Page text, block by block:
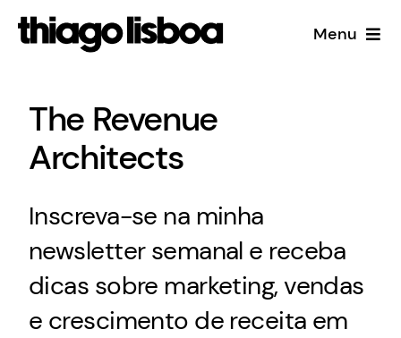
Skip
Menu
The Revenue Architects
The Revenue
Architects
Inscreva-se na minha
newsletter semanal e receba
dicas sobre marketing, vendas
e crescimento de receita em